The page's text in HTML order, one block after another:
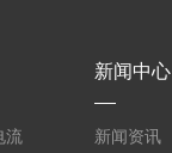
流
新闻中心
新闻资讯